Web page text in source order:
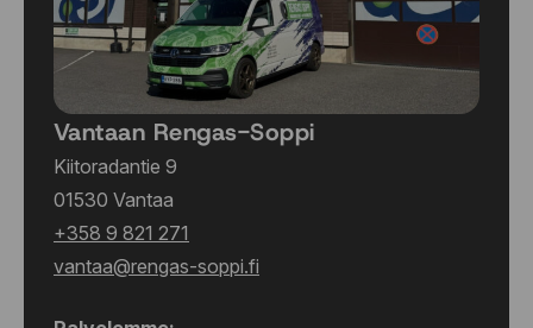
Vantaan Rengas-Soppi
Kiitoradantie 9
01530 Vantaa
+358 9 821 271
vantaa@rengas-soppi.fi